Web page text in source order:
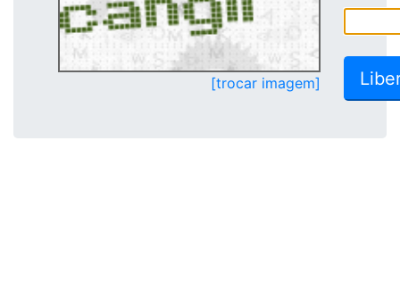
[trocar imagem]